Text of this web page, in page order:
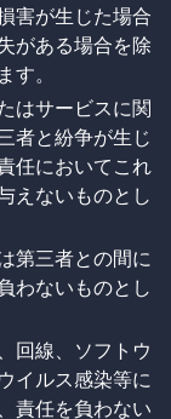
害が生じた場合
がある場合を除
す。
はサービスに関
者と紛争が生じ
任においてこれ
えないものとし
第三者との間に
わないものとし
回線、ソフトウ
イルス感染等に
責任を負わない